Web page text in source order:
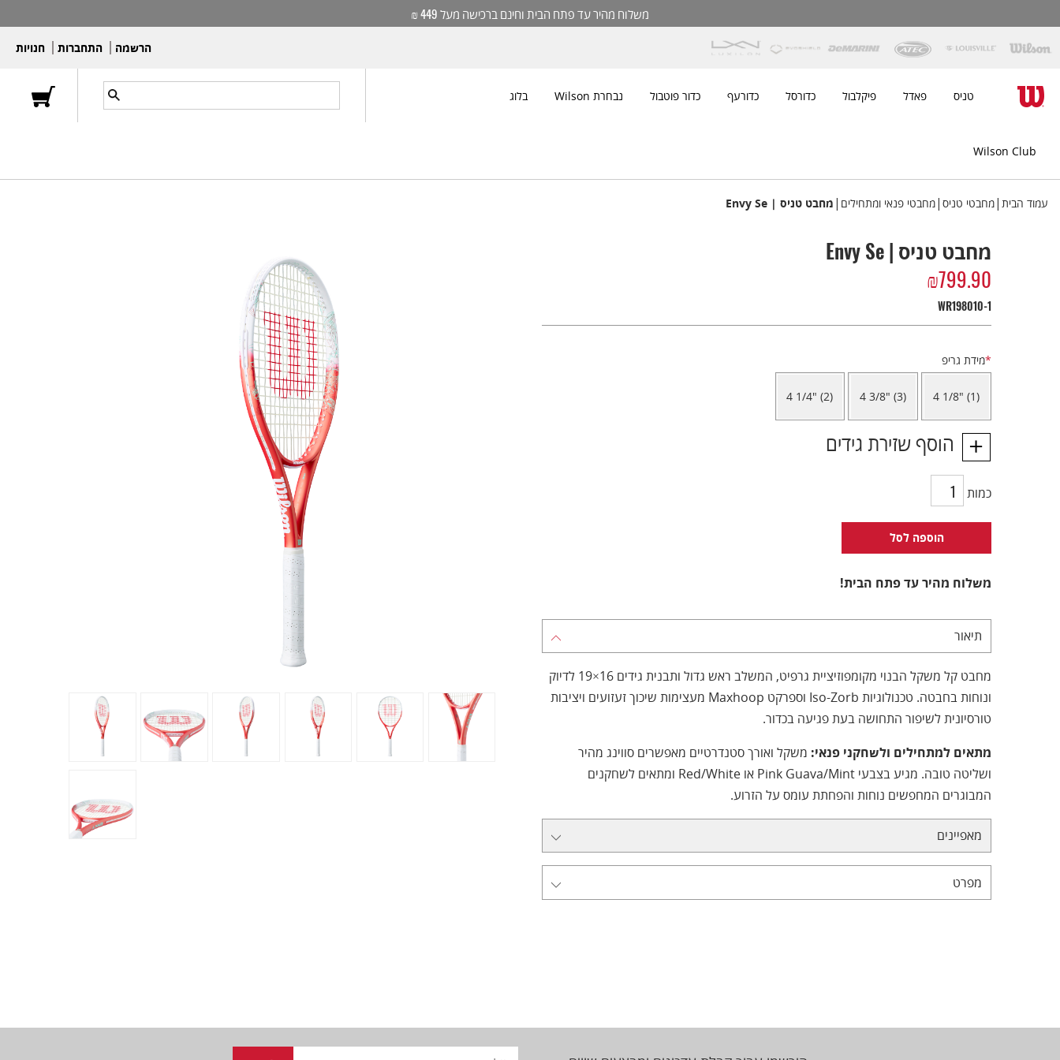
משלוח מהיר עד פתח הבית וחינם ברכישה מעל 449 ₪
הרשמה התחברות חנויות
טניס פאדל פיקלבול כדורסל כדורעף כדור פוטבול נבחרת Wilson בלוג
Wilson Club
עמוד הבית |מחבטי טניס |מחבטי פנאי ומתחילים | מחבט טניס | Envy Se
מחבט טניס | Envy Se
₪799.90
WR198010-1
*מידת גריפ
4 1/8" (1)
4 3/8" (3)
4 1/4" (2)
הוסף שזירת גידים
כמות
הוספה לסל
משלוח מהיר עד פתח הבית!
תיאור
מחבט קל משקל הבנוי מקומפוזיציית גרפיט, המשלב ראש גדול ותבנית גידים 16×19 לדיוק
ונוחות בחבטה. טכנולוגיות Iso-Zorb וספרקט Maxhoop מעצימות שיכוך זעזועים ויציבות
טורסיונית לשיפור התחושה בעת פגיעה בכדור.
מתאים למתחילים ולשחקני פנאי: משקל ואורך סטנדרטיים מאפשרים סווינג מהיר
ושליטה טובה. מגיע בצבעי Pink Guava/Mint או Red/White ומתאים לשחקנים
המבוגרים המחפשים נוחות והפחתת עומס על הזרוע.
מאפיינים
מפרט